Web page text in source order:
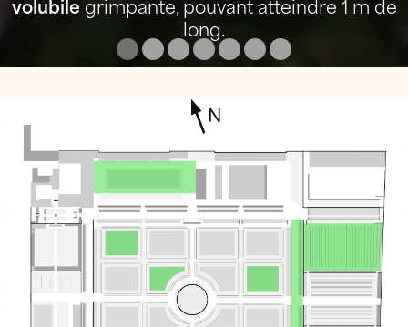
volubile grimpante, pouvant atteindre 1 m de
long.